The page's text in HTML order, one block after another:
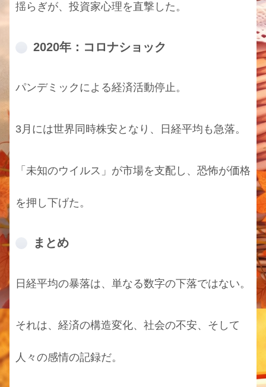
揺らぎが、投資家心理を直撃した。
2020年：コロナショック
パンデミックによる経済活動停止。
3月には世界同時株安となり、日経平均も急落。
「未知のウイルス」が市場を支配し、恐怖が価格
を押し下げた。
まとめ
日経平均の暴落は、単なる数字の下落ではない。
それは、経済の構造変化、社会の不安、そして
人々の感情の記録だ。